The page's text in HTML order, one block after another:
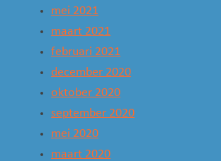
mei 2021
maart 2021
februari 2021
december 2020
oktober 2020
september 2020
mei 2020
maart 2020